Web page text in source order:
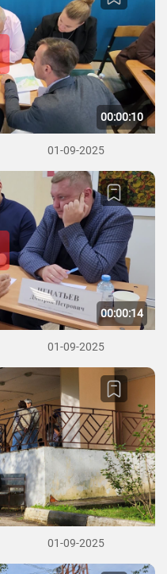
00:00:10
01-09-2025
00:00:14
01-09-2025
01-09-2025